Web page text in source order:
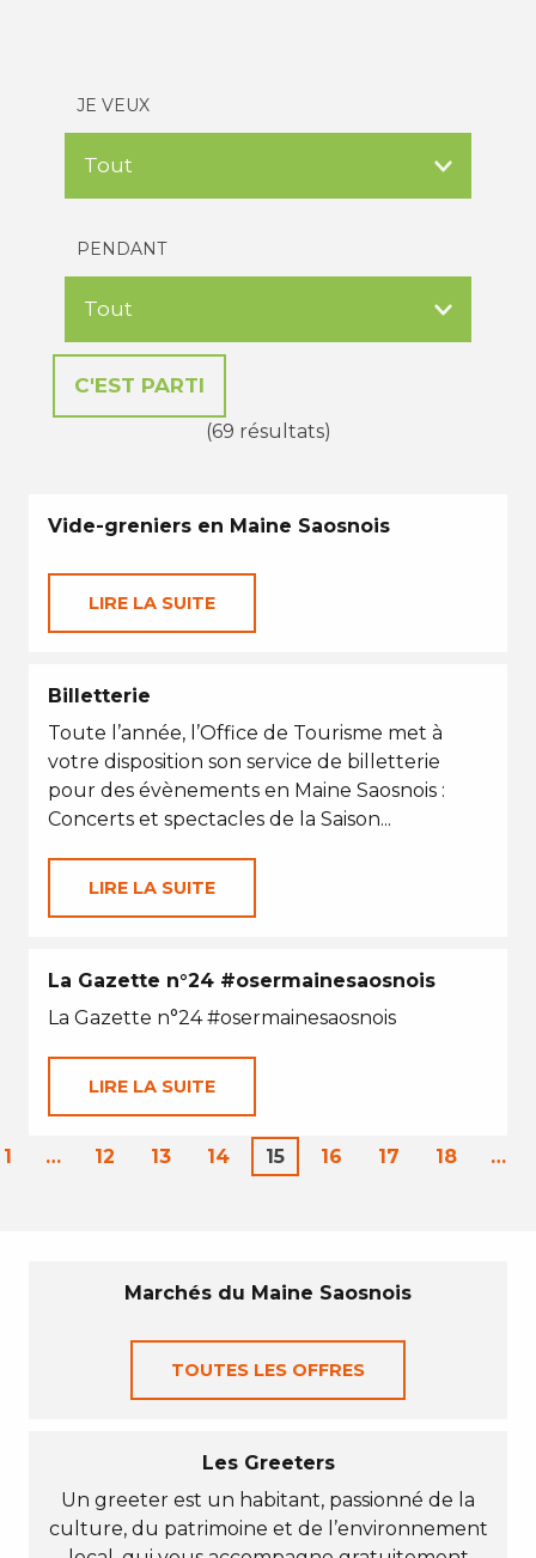
JE VEUX
PENDANT
(69 résultats)
Vide-greniers en Maine Saosnois
LIRE LA SUITE
Billetterie
Toute l’année, l’Office de Tourisme met à
votre disposition son service de billetterie
pour des évènements en Maine Saosnois :
Concerts et spectacles de la Saison...
LIRE LA SUITE
La Gazette n°24 #osermainesaosnois
La Gazette n°24 #osermainesaosnois
LIRE LA SUITE
1 … 12 13 14 15 16 17 18 …
Marchés du Maine Saosnois
TOUTES LES OFFRES
Les Greeters
Un greeter est un habitant, passionné de la
culture, du patrimoine et de l’environnement